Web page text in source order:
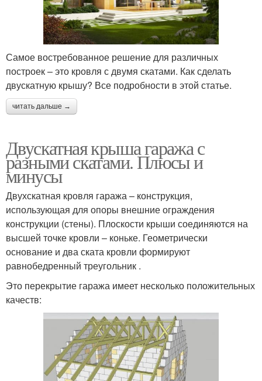
Самое востребованное решение для различных
построек – это кровля с двумя скатами. Как сделать
двускатную крышу? Все подробности в этой статье.
читать дальше →
Двускатная крыша гаража с
разными скатами. Плюсы и
минусы
Двухскатная кровля гаража – конструкция,
использующая для опоры внешние ограждения
конструкции (стены). Плоскости крыши соединяются на
высшей точке кровли – коньке. Геометрически
основание и два ската кровли формируют
равнобедренный треугольник .
Это перекрытие гаража имеет несколько положительных
качеств: